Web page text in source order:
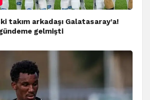
takım arkadaşı Galatasaray’a!
gelmişti